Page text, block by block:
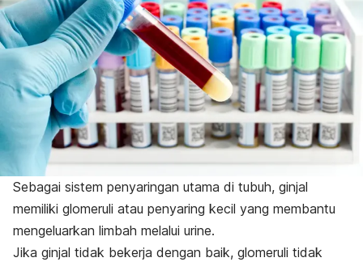
Sebagai sistem penyaringan utama di tubuh, ginjal
memiliki glomeruli atau penyaring kecil yang membantu
mengeluarkan limbah melalui urine.
Jika ginjal tidak bekerja dengan baik, glomeruli tidak